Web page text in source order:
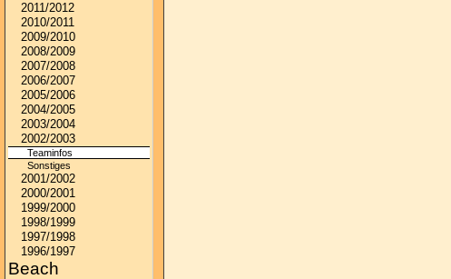
2011/2012
2010/2011
2009/2010
2008/2009
2007/2008
2006/2007
2005/2006
2004/2005
2003/2004
2002/2003
Teaminfos
Sonstiges
2001/2002
2000/2001
1999/2000
1998/1999
1997/1998
1996/1997
Beach